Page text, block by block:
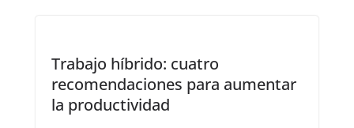
Trabajo híbrido: cuatro
recomendaciones para aumentar
la productividad